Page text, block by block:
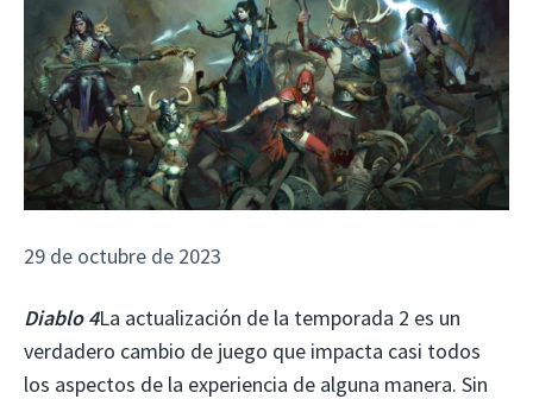
29 de octubre de 2023
Diablo 4La actualización de la temporada 2 es un
verdadero cambio de juego que impacta casi todos
los aspectos de la experiencia de alguna manera. Sin